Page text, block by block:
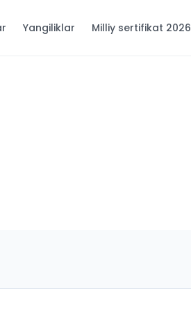
Yangiliklar Milliy sertifikat 2026